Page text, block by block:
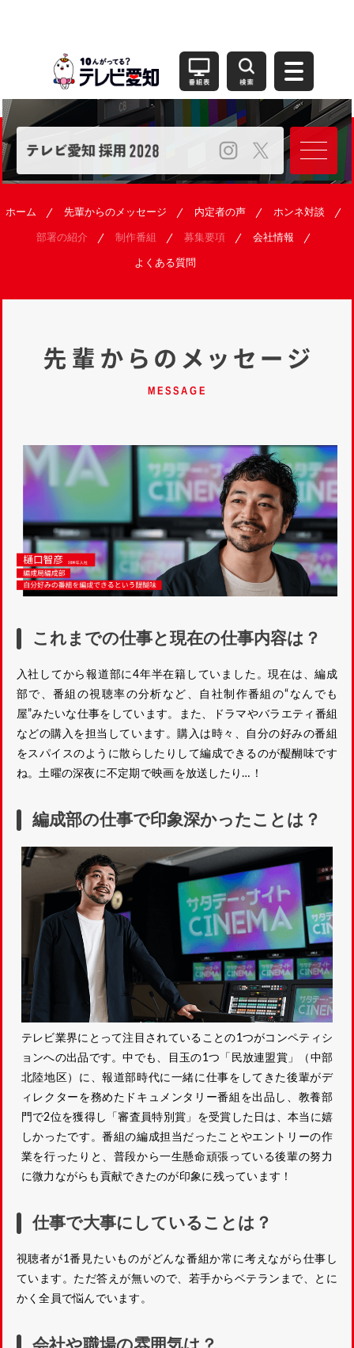
ホーム 先輩からのメッセージ 内定者の声 ホンネ対談
部署の紹介 制作番組 募集要項 会社情報
よくある質問
これまでの仕事と現在の仕事内容は？
入社してから報道部に4年半在籍していました。現在は、編成
部で、番組の視聴率の分析など、自社制作番組の“なんでも
屋”みたいな仕事をしています。また、ドラマやバラエティ番組
などの購入を担当しています。購入は時々、自分の好みの番組
をスパイスのように散らしたりして編成できるのが醍醐味です
ね。土曜の深夜に不定期で映画を放送したり…！
編成部の仕事で印象深かったことは？
テレビ業界にとって注目されていることの1つがコンペティシ
ョンへの出品です。中でも、目玉の1つ「民放連盟賞」（中部
北陸地区）に、報道部時代に一緒に仕事をしてきた後輩がデ
ィレクターを務めたドキュメンタリー番組を出品し、教養部
門で2位を獲得し「審査員特別賞」を受賞した日は、本当に嬉
しかったです。番組の編成担当だったことやエントリーの作
業を行ったりと、普段から一生懸命頑張っている後輩の努力
に微力ながらも貢献できたのが印象に残っています！
仕事で大事にしていることは？
視聴者が1番見たいものがどんな番組か常に考えながら仕事し
ています。ただ答えが無いので、若手からベテランまで、とに
かく全員で悩んでいます。